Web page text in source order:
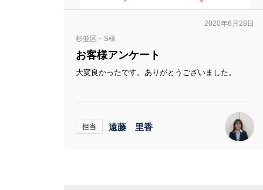
2020年6月28日
杉並区・S様
お客様アンケート
大変良かったです。ありがとうございました。
担当 遠藤 里香